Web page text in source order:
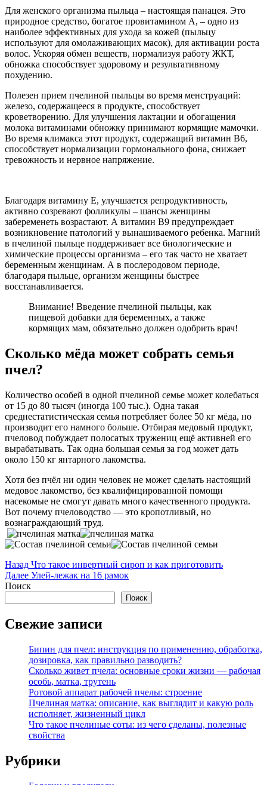
Для женского организма пыльца – настоящая панацея. Это
природное средство, богатое провитамином A, – одно из
наиболее эффективных для ухода за кожей (пыльцу
используют для омолаживающих масок), для активации роста
волос. Ускоряя обмен веществ, нормализуя работу ЖКТ,
обножка способствует здоровому и результативному
похудению.
Полезен прием пчелиной пыльцы во время менструаций:
железо, содержащееся в продукте, способствует
кроветворению. Для улучшения лактации и обогащения
молока витаминами обножку принимают кормящие мамочки.
Во время климакса этот продукт, содержащий витамин B6,
способствует нормализации гормонального фона, снижает
тревожность и нервное напряжение.
Благодаря витамину E, улучшается репродуктивность,
активно созревают фолликулы – шансы женщины
забеременеть возрастают. А витамин B9 предупреждает
возникновение патологий у вынашиваемого ребенка. Магний
в пчелиной пыльце поддерживает все биологические и
химические процессы организма – его так часто не хватает
беременным женщинам. А в послеродовом периоде,
благодаря пыльце, организм женщины быстрее
восстанавливается.
Внимание! Введение пчелиной пыльцы, как
пищевой добавки для беременных, а также
кормящих мам, обязательно должен одобрить врач!
Сколько мёда может собрать семья
пчел?
Количество особей в одной пчелиной семье может колебаться
от 15 до 80 тысяч (иногда 100 тыс.). Одна такая
среднестатистическая семья потребляет более 50 кг мёда, но
производит его намного больше. Отбирая медовый продукт,
пчеловод побуждает полосатых тружениц ещё активней его
вырабатывать. Так одна большая семья за год может дать
около 150 кг янтарного лакомства.
Хотя без пчёл ни один человек не может сделать настоящий
медовое лакомство, без квалифицированной помощи
насекомые не смогут давать много качественного продукта.
Вот почему пчеловодство — это кропотливый, но
вознаграждающий труд.
Навигация
по
Назад Предыдущая
запись:
Что такое инвертный сироп и как приготовить
Далее Следующая
запись:
Улей-лежак на 16 рамок
Поиск
Поиск
Свежие записи
Бипин для пчел: инструкция по применению, обработка,
дозировка, как правильно разводить?
Сколько живет пчела: основные сроки жизни — рабочая
особь, матка, трутень
Ротовой аппарат рабочей пчелы: строение
Пчелиная матка: описание, как выглядит и какую роль
исполняет, жизненный цикл
Что такое пчелиные соты: из чего сделаны, полезные
свойства
Рубрики